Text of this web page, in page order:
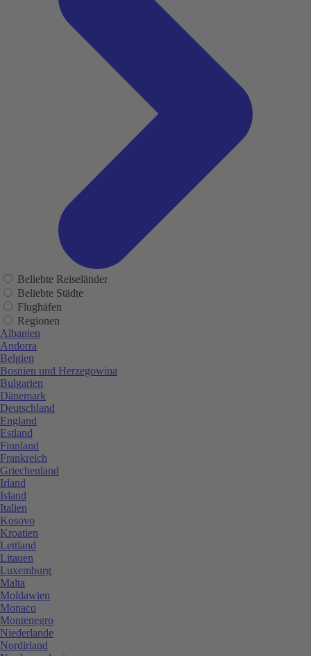
Beliebte Reiseländer
Beliebte Städte
Flughäfen
Regionen
Albanien
Andorra
Belgien
Bosnien und Herzegowina
Bulgarien
Dänemark
Deutschland
England
Estland
Finnland
Frankreich
Griechenland
Irland
Island
Italien
Kosovo
Kroatien
Lettland
Litauen
Luxemburg
Malta
Moldawien
Monaco
Montenegro
Niederlande
Nordirland